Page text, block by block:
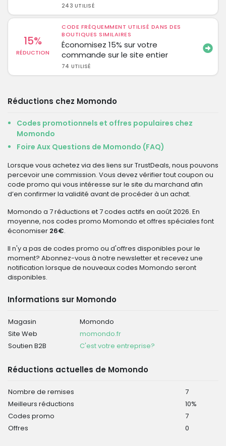
243 UTILISÉ
15%
RÉDUCTION
CODE FRÉQUEMMENT UTILISÉ DANS DES
BOUTIQUES SIMILAIRES
Économisez 15% sur votre
commande sur le site entier
74 UTILISÉ
Réductions chez Momondo
Codes promotionnels et offres populaires chez
Momondo
Foire Aux Questions de Momondo (FAQ)
Lorsque vous achetez via des liens sur TrustDeals, nous pouvons
percevoir une commission. Vous devez vérifier tout coupon ou
code promo qui vous intéresse sur le site du marchand afin
d’en confirmer la validité avant de procéder à un achat.
Momondo a 7 réductions et 7 codes actifs en août 2026. En
moyenne, nos codes promo Momondo et offres spéciales font
économiser 26€.
Il n'y a pas de codes promo ou d'offres disponibles pour le
moment? Abonnez-vous à notre newsletter et recevez une
notification lorsque de nouveaux codes Momondo seront
disponibles.
Informations sur Momondo
Magasin
Momondo
Site Web
momondo.fr
Soutien B2B
C'est votre entreprise?
Réductions actuelles de Momondo
Nombre de remises
7
Meilleurs réductions
10%
Codes promo
7
Offres
0